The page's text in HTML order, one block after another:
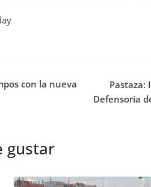
con la nueva
Pastaza:
Defensoria
gustar